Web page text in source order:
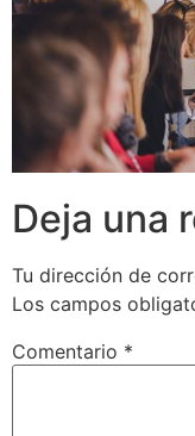
Deja una
Tu dirección de
Los campos
Comentario *